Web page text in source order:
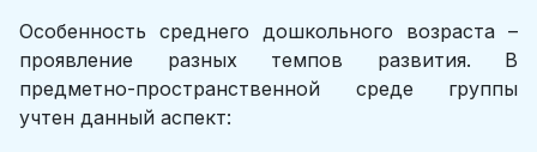
Особенность среднего дошкольного возраста –
проявление разных темпов развития. В
предметно-пространственной среде группы
учтен данный аспект: